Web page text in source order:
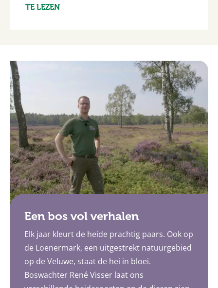
TE LEZEN
Een bos vol verhalen
Elk jaar kleurt de heide prachtig paars. Ook op
de Loenermark, een uitgestrekt natuurgebied
op de Veluwe, staat de hei in bloei.
Boswachter René Visser laat ons